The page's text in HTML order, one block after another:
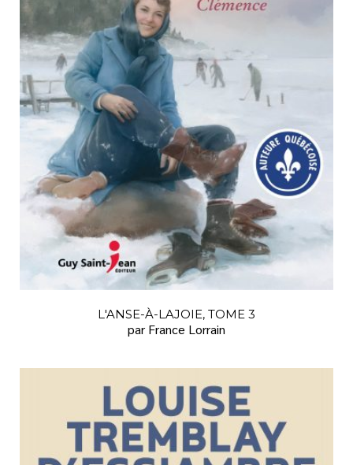
L'ANSE-À-LAJOIE, TOME 3
par France Lorrain